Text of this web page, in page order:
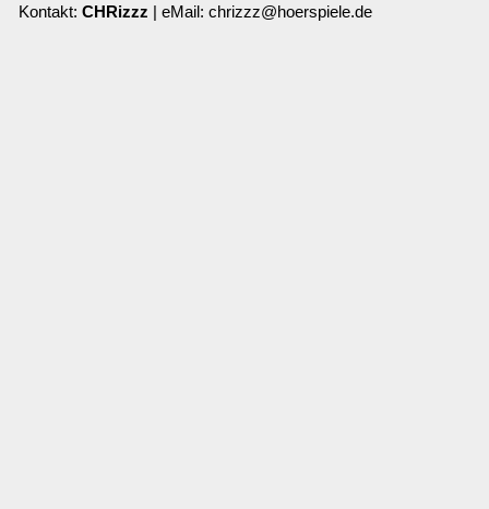
Kontakt: CHRizzz | eMail: chrizzz@hoerspiele.de